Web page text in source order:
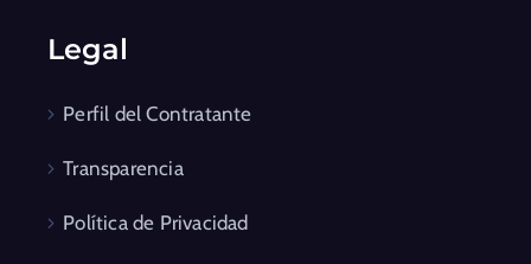
Legal
Perfil del Contratante
Transparencia
Política de Privacidad